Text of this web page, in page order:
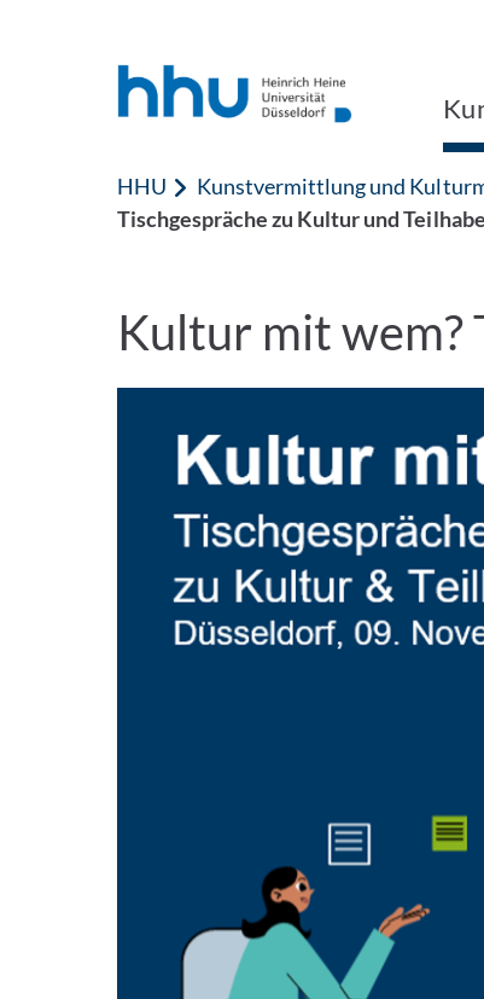
HHU Kunstvermittlung und
Tischgespräche zu Kultur und Teilhabe
Kultur mit wem?